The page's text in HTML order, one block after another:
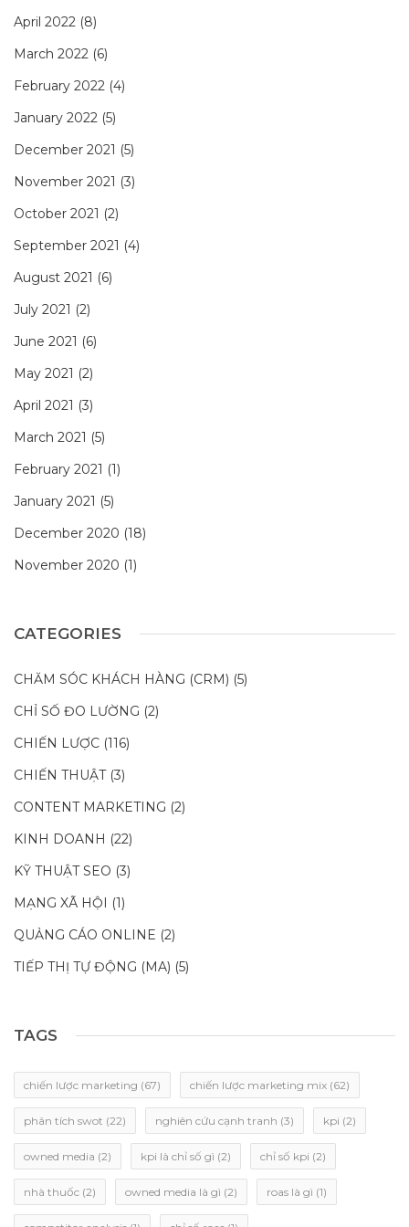
April 2022 (8)
March 2022 (6)
February 2022 (4)
January 2022 (5)
December 2021 (5)
November 2021 (3)
October 2021 (2)
September 2021 (4)
August 2021 (6)
July 2021 (2)
June 2021 (6)
May 2021 (2)
April 2021 (3)
March 2021 (5)
February 2021 (1)
January 2021 (5)
December 2020 (18)
November 2020 (1)
CATEGORIES
CHĂM SÓC KHÁCH HÀNG (CRM) (5)
CHỈ SỐ ĐO LƯỜNG (2)
CHIẾN LƯỢC (116)
CHIẾN THUẬT(3)
CONTENT MARKETING (2)
KINH DOANH (22)
KỸ THUẬT SEO (3)
MẠNG XÃ HỘI (1)
QUẢNG CÁO ONLINE (2)
TIẾP THỊ TỰ ĐỘNG (MA) (5)
TAGS
chiến lược marketing (67) chiến lược marketing mix (62)
phân tích swot (22) nghiên cứu cạnh tranh (3) kpi (2)
owned media (2) kpi là chỉ số gì (2) chỉ số kpi (2)
nhà thuốc (2) owned media là gì (2) roas là gì (1)